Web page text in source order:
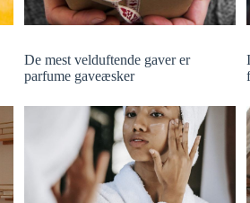
De mest velduftende gaver er
parfume gaveæsker